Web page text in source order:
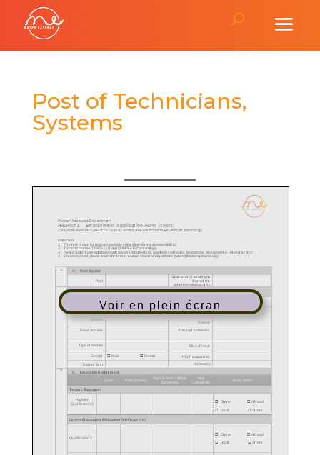
Post of Technicians,
Systems
Voir en plein écran